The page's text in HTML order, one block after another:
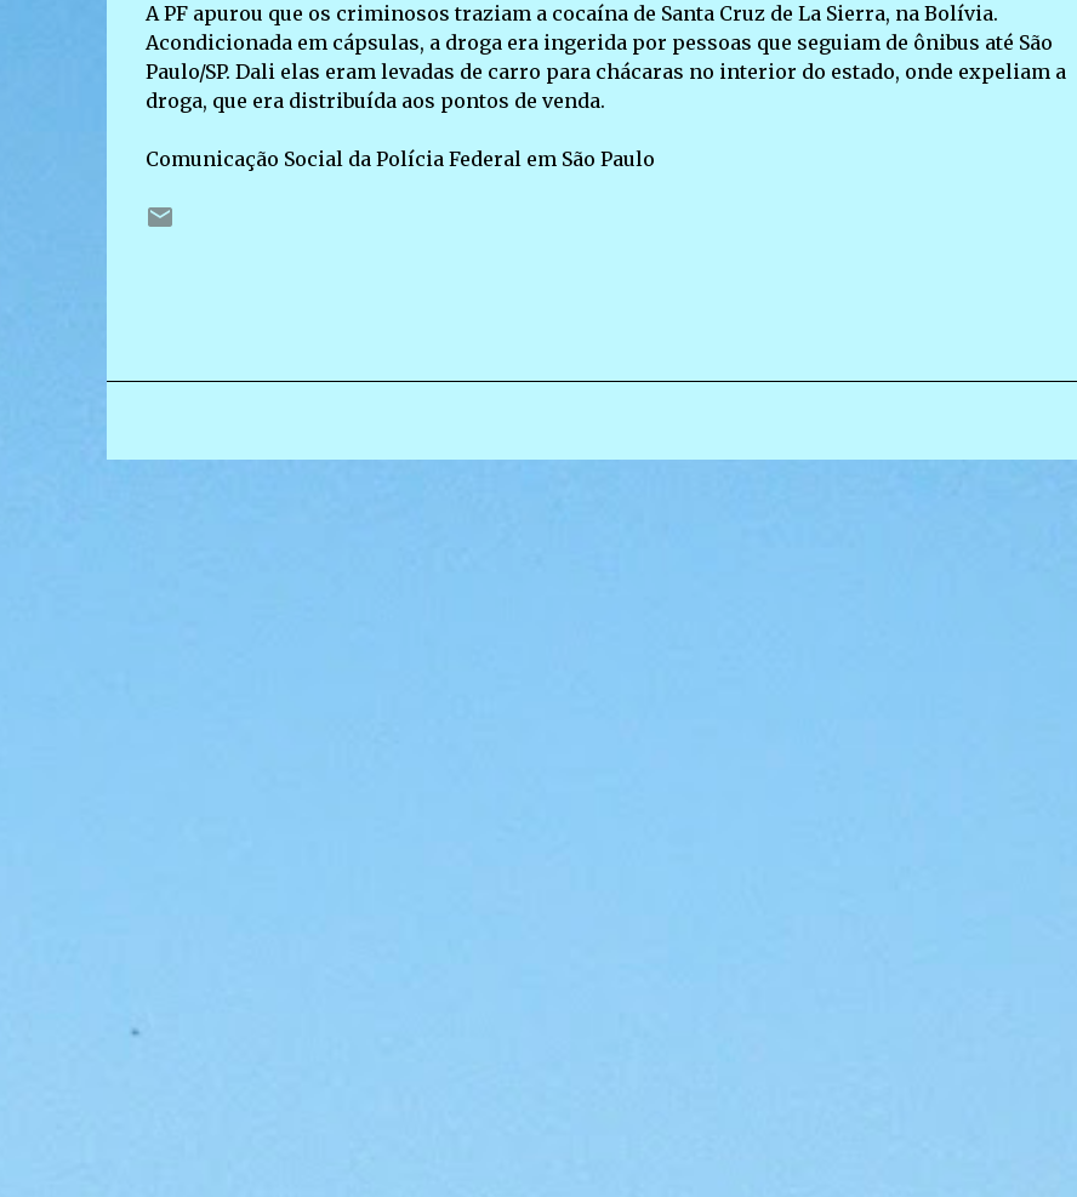
A PF apurou que os criminosos traziam a cocaína de Santa Cruz de La Sierra, na Bolívia.
Acondicionada em cápsulas, a droga era ingerida por pessoas que seguiam de ônibus até São
Paulo/SP. Dali elas eram levadas de carro para chácaras no interior do estado, onde expeliam a
droga, que era distribuída aos pontos de venda.
Comunicação Social da Polícia Federal em São Paulo